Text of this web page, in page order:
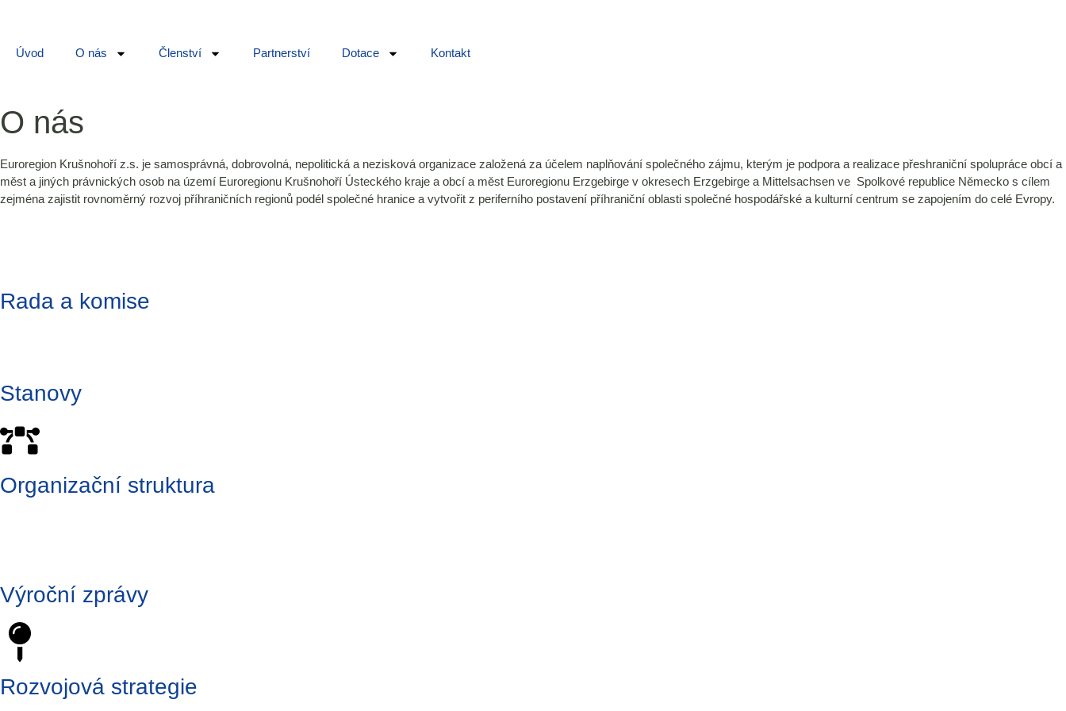
Úvod O nás Členství Partnerství Dotace Kontakt
O nás
Euroregion Krušnohoří z.s. je samosprávná, dobrovolná, nepolitická a nezisková organizace založená za účelem naplňování společného zájmu, kterým je podpora a realizace přeshraniční spolupráce obcí a
měst a jiných právnických osob na území Euroregionu Krušnohoří Ústeckého kraje a obcí a měst Euroregionu Erzgebirge v okresech Erzgebirge a Mittelsachsen ve Spolkové republice Německo s cílem
zejména zajistit rovnoměrný rozvoj příhraničních regionů podél společné hranice a vytvořit z periferního postavení příhraniční oblasti společné hospodářské a kulturní centrum se zapojením do celé Evropy.
Rada a komise
Stanovy
Organizační struktura
Výroční zprávy
Rozvojová strategie